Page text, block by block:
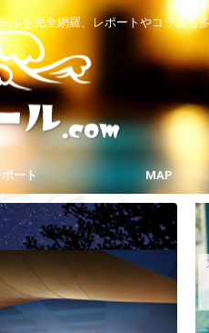
ルを完全網羅、レポートやコラムも
ポート MAP